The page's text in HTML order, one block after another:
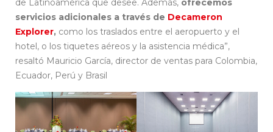
de Latinoamérica que desee. Además, ofrecemos
servicios adicionales a través de Decameron
Explorer, como los traslados entre el aeropuerto y el
hotel, o los tiquetes aéreos y la asistencia médica”,
resaltó Mauricio García, director de ventas para Colombia,
Ecuador, Perú y Brasil